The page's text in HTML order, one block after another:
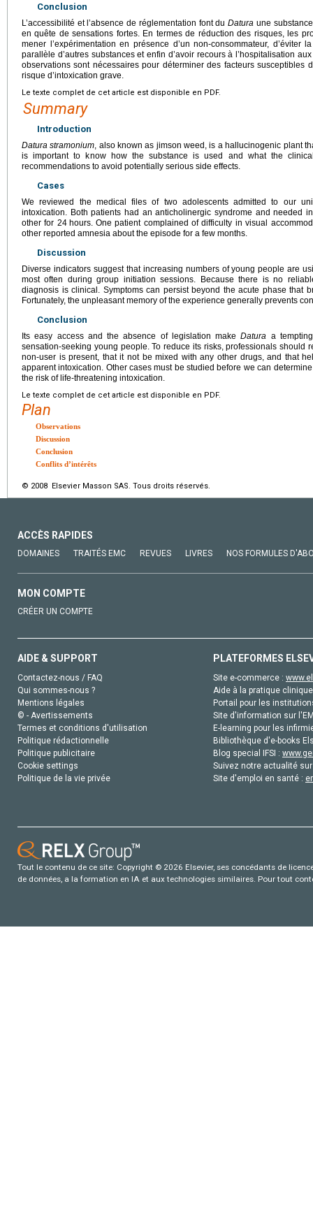
Conclusion
L’accessibilité et l’absence de réglementation font duDatura une
en quête de sensations fortes. En termes de réduction des risques, les
mener l’expérimentation en présence d’un non-consommateur, d’éviter
parallèle d’autres substances et enfin d’avoir recours à l’hospitalisation
observations sont nécessaires pour déterminer des facteurs susceptibles
risque d’intoxication grave.
Le texte complet de cet article est disponible en PDF.
Summary
Introduction
Datura stramonium, also known as jimson weed, is a hallucinogenic plant
is important to know how the substance is used and what the
recommendations to avoid potentially serious side effects.
Cases
We reviewed the medical files of two adolescents admitted to our
intoxication. Both patients had an anticholinergic syndrome and needed
other for 24 hours. One patient complained of difficulty in visual
other reported amnesia about the episode for a few months.
Discussion
Diverse indicators suggest that increasing numbers of young people are
most often during group initiation sessions. Because there is no
diagnosis is clinical. Symptoms can persist beyond the acute phase that
Fortunately, the unpleasant memory of the experience generally prevents
Conclusion
Its easy access and the absence of legislation makeDatura a
sensation-seeking young people. To reduce its risks, professionals should
non-user is present, that it not be mixed with any other drugs, and that
apparent intoxication. Other cases must be studied before we can
the risk of life-threatening intoxication.
Le texte complet de cet article est disponible en PDF.
Plan
Observations
Discussion
Conclusion
Conflits d’intérêts
© 2008 Elsevier Masson SAS. Tous droits réservés.
ACCÈS RAPIDES
DOMAINES TRAITÉS EMC REVUES LIVRES NOS FORMULES
MON COMPTE
CRÉER UN COMPTE
AIDE & SUPPORT
Contactez-nous / FAQ
Qui sommes-nous ?
Mentions légales
© - Avertissements
Termes et conditions d'utilisation
Politique rédactionnelle
Politique publicitaire
Cookie settings
Politique de la vie privée
PLATEFORMES
Site e-commerce :
Aide à la pratique
Portail pour les
Site d'information sur
E-learning pour les
Bibliothèque d'e-books
Blog special IFSI :
Suivez notre actualité
Site d'emploi en santé :
Tout le contenu de ce site: Copyright © 2026 Elsevier, ses concédants de
de données, a la formation en IA et aux technologies similaires. Pour tout